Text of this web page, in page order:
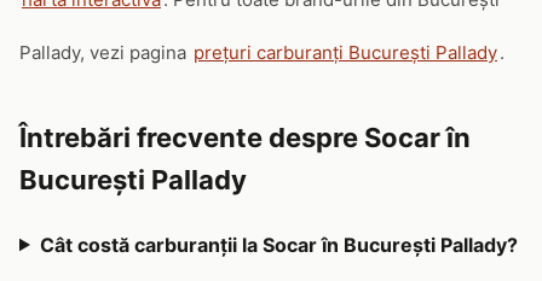
Pallady, vezi pagina prețuri carburanți București Pallady.
Întrebări frecvente despre Socar în
București Pallady
Cât costă carburanții la Socar în București Pallady?